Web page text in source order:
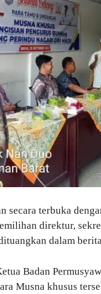
secara terbuka
direktur,
dalam
Badan
Musna khusus